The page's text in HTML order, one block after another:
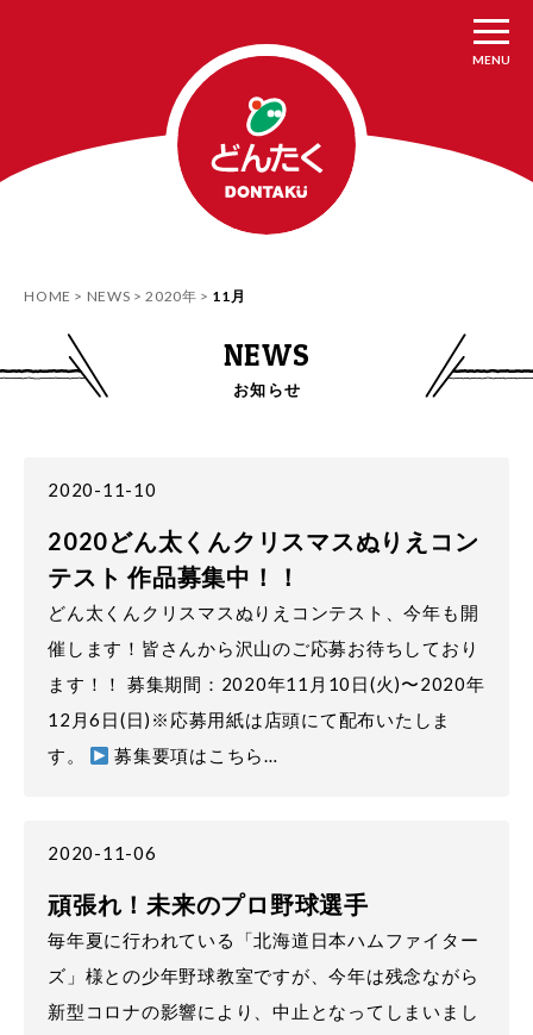
MENU
HOME NEWS 2020年 11月
NEWS
お知らせ
2020-11-10
2020どん太くんクリスマスぬりえコン
テスト 作品募集中！！
どん太くんクリスマスぬりえコンテスト、今年も開
催します！皆さんから沢山のご応募お待ちしており
ます！！ 募集期間：2020年11月10日(火)〜2020年
12月6日(日)※応募用紙は店頭にて配布いたしま
す。
募集要項はこちら…
2020-11-06
頑張れ！未来のプロ野球選手
毎年夏に行われている「北海道日本ハムファイター
ズ」様との少年野球教室ですが、今年は残念ながら
新型コロナの影響により、中止となってしまいまし